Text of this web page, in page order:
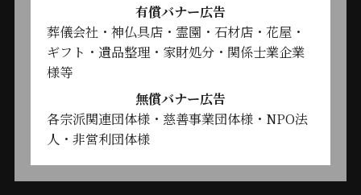
有償バナー広告
葬儀会社・神仏具店・霊園・石材店・花屋・
ギフト・遺品整理・家財処分・関係士業企業
様等
無償バナー広告
各宗派関連団体様・慈善事業団体様・NPO法
人・非営利団体様